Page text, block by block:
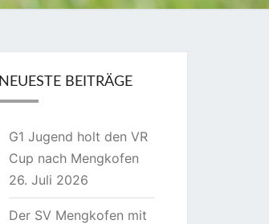
NEUESTE BEITRÄGE
G1 Jugend holt den VR
Cup nach Mengkofen
26. Juli 2026
Der SV Mengkofen mit